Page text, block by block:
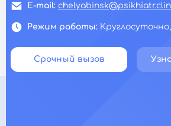
E-mail:
Режим работы:
Срочный вызов